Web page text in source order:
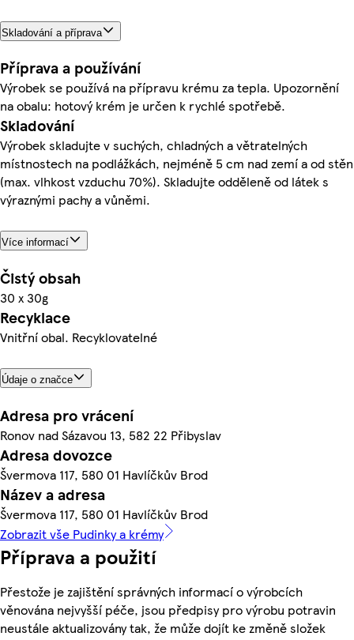
Skladování a příprava
Příprava a používání
Výrobek se používá na přípravu krému za tepla. Upozornění
na obalu: hotový krém je určen k rychlé spotřebě.
Skladování
Výrobek skladujte v suchých, chladných a větratelných
místnostech na podlážkách, nejméně 5 cm nad zemí a od stěn
(max. vlhkost vzduchu 70%). Skladujte odděleně od látek s
výraznými pachy a vůněmi.
Více informací
Čistý obsah
30 x 30g
Recyklace
Vnitřní obal. Recyklovatelné
Údaje o značce
Adresa pro vrácení
Ronov nad Sázavou 13, 582 22 Přibyslav
Adresa dovozce
Švermova 117, 580 01 Havlíčkův Brod
Název a adresa
Švermova 117, 580 01 Havlíčkův Brod
Zobrazit vše Pudinky a krémy
Příprava a použití
Přestože je zajištění správných informací o výrobcích
věnována nejvyšší péče, jsou předpisy pro výrobu potravin
neustále aktualizovány tak, že může dojít ke změně složek